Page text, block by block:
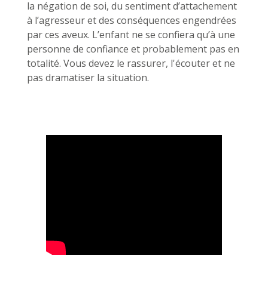
la négation de soi, du sentiment d’attachement
à l’agresseur et des conséquences engendrées
par ces aveux. L’enfant ne se confiera qu’à une
personne de confiance et probablement pas en
totalité. Vous devez le rassurer, l'écouter et ne
pas dramatiser la situation.